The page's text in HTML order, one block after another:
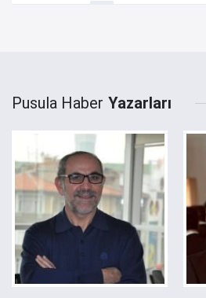
Pusula Haber Yazarları